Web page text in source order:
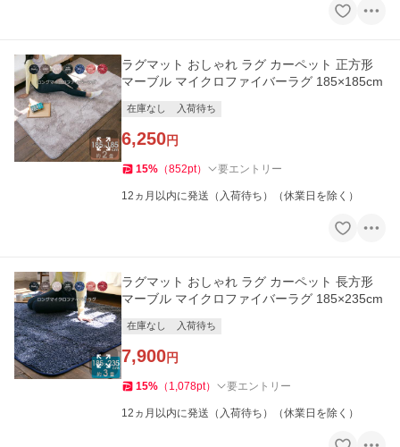
ラグマット おしゃれ ラグ カーペット 正方形
マーブル マイクロファイバーラグ 185×185cm
在庫なし 入荷待ち
6,250円
15% （852pt） 要エントリー
12ヵ月以内に発送（入荷待ち）（休業日を除く）
ラグマット おしゃれ ラグ カーペット 長方形
マーブル マイクロファイバーラグ 185×235cm
在庫なし 入荷待ち
7,900円
15% （ 1,078pt） 要エントリー
12ヵ月以内に発送（入荷待ち）（休業日を除く）